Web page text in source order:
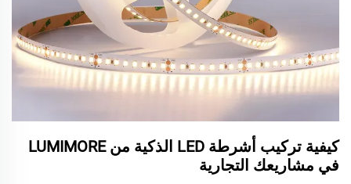
كيفية تركيب أشرطة LED الذكية من LUMIMORE
في مشاريعك التجارية